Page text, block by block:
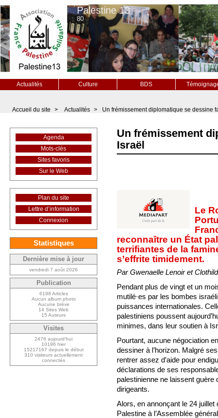
Palestine 13
80
Actualités Culture BDS
Accueil du site > Actualités > Un frémissement diplomatique se dessine
Un frémissement
Israël
Le
reconnaître un État
terrifiantes de la
s’effrite timidement.
Par Gwenaelle Lenoir et
Pendant plus de vingt et un
mutilé·es par les bombes
puissances internationales.
palestiniens poussent
minimes, dans leur soutien à
Pourtant, aucune négociation
dessiner à l’horizon. Malgré
rentrer assez d’aide pour
déclarations de ses
palestinienne ne laissent
dirigeants.
Alors, en annonçant le 24 juillet
Palestine à l’Assemblée
Agenda
Mots-clés
Sites favoris
Sur le Web
Plan du site
Lettre d’information
Connexion
Statistiques
Dernière mise à jour
vendredi 7 août 2026
Publication
6198 Articles
Aucun album photo
Aucune brève
14 Sites Web
15 Auteurs
Visites
2476 aujourd’hui
10196 hier
15217167 depuis le début
310 visiteurs actuellement
connectés